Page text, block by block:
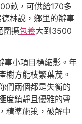
畝，可供給170多
林說，鄉里的辦事
圍擴包養大到3500
事小項目標縮影。年
樹方能枝繁葉茂。
們兩個都是失衡的
度鎮靜且優雅的聲
精準施策，破解中